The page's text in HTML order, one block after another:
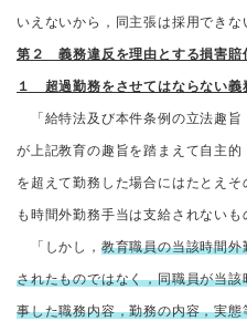
いえないから，同主張は採用できな
第２ 義務違反を理由とする損害賠
１ 超過勤務をさせてはならない義
「給特法及び本件条例の立法趣
が上記教育の趣旨を踏まえて自主
を超えて勤務した場合にはたとえ
も時間外勤務手当は支給されないも
「しかし， 教育職員の当該時間
されたものではなく，同職員が当
事した職務内容，勤務の内容，実